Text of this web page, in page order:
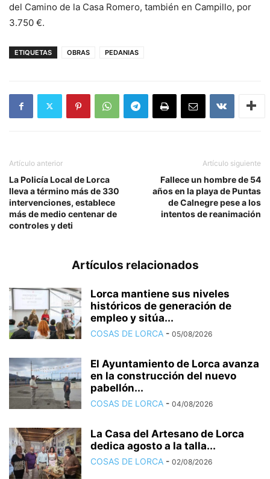
del Camino de la Casa Romero, también en Campillo, por
3.750 €.
ETIQUETAS OBRAS PEDANIAS
Artículo anterior
La Policía Local de Lorca
lleva a término más de 330
intervenciones, establece
más de medio centenar de
controles y deti
Artículo siguiente
Fallece un hombre de 54
años en la playa de Puntas
de Calnegre pese a los
intentos de reanimación
Artículos relacionados
Lorca mantiene sus niveles
históricos de generación de
empleo y sitúa...
COSAS DE LORCA - 05/08/2026
El Ayuntamiento de Lorca avanza
en la construcción del nuevo
pabellón...
COSAS DE LORCA - 04/08/2026
La Casa del Artesano de Lorca
dedica agosto a la talla...
COSAS DE LORCA - 02/08/2026